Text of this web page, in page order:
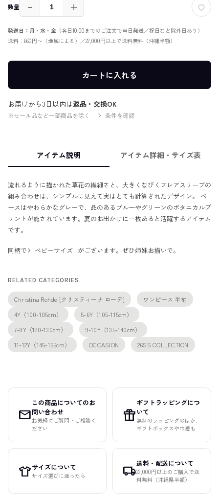
数量 － ＋
発送日：月・水・金 （各日10:00までのご注文で当日発送／祝日など除外日あり）
送料：660円〜（地域による）／22,000円以上で送料無料（沖縄半額）
カートに入れる
お届けから3日以内は返品・交換OK
※セール品など一部商品を除く 条件を確認
アイテム説明 アイテム詳細・サイズ表
流れるように描かれた草花の繊細さと、大きくなびくフレアスリーブの
組み合わせは、シンプルに見えて実はとても計算されたデザイン。 ベ
ースはやわらかなグレーで、品のあるブルーやグリーンのボタニカルプ
リントが施されています。夏のお出かけに一枚あると活躍するアイテム
です。
同柄で ベビーサイズ がございます。ぜひ姉妹お揃いで。
RELATED CATEGORIES
Christina Rohde [クリスティーナ ローデ]
ワンピース 半袖
4Y（100-105cm）
5-6Y（105-115cm）
7-8Y（120-130cm）
9-10Y（135-140cm）
11-12Y（145-155cm）
OCCASION 26SS COLLECTION
mail
この商品についてのお
問い合わせ
お気軽にご質問・ご相談く
ださい
featured_seasonal_and_gifts
ギフトラッピングにつ
いて
無料のラッピングのほか、
ギフトボックスや巾着も
apparelサイズについて
サイズ選びに迷ったら local_shipping送料・配送について
22,000円以上のご購入で送
料無料（沖縄県半額）